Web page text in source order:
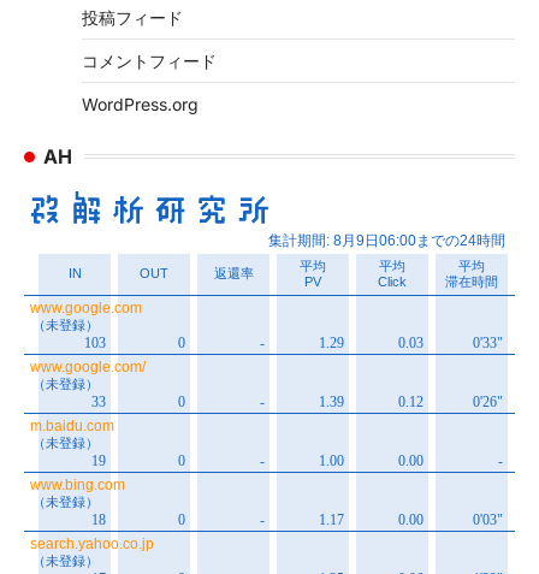
投稿フィード
コメントフィード
WordPress.org
AH